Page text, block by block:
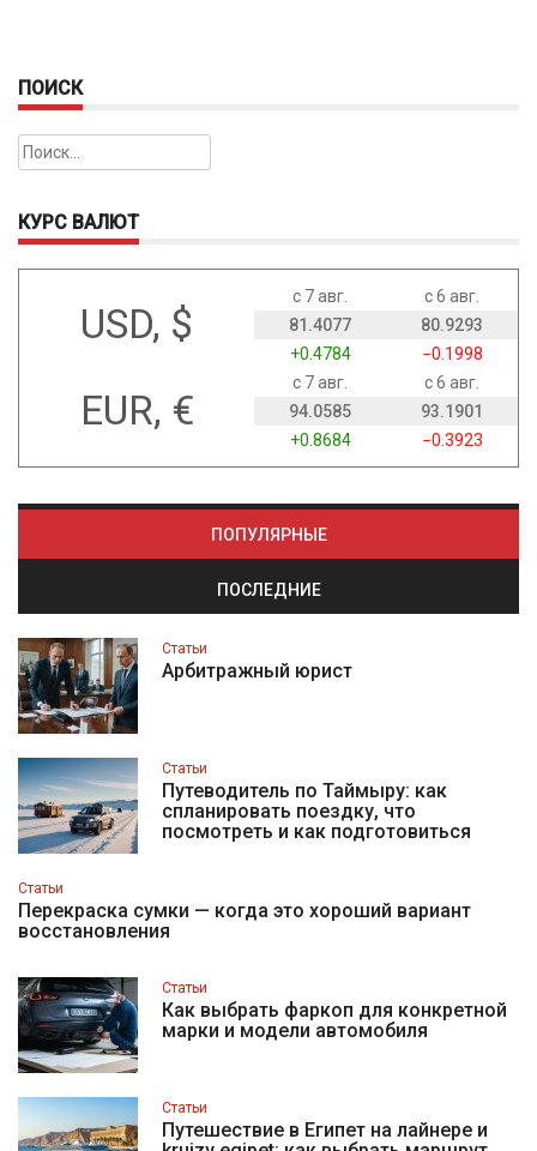
ПОИСК
Найти:
КУРС ВАЛЮТ
USD, $
с 7 авг.
с 6 авг.
81.4077
80.9293
+0.4784
−0.1998
EUR, €
с 7 авг.
с 6 авг.
94.0585
93.1901
+0.8684
−0.3923
ПОПУЛЯРНЫЕ
ПОСЛЕДНИЕ
Статьи
Арбитражный юрист
Статьи
Путеводитель по Таймыру: как
спланировать поездку, что
посмотреть и как подготовиться
Статьи
Перекраска сумки — когда это хороший вариант
восстановления
Статьи
Как выбрать фаркоп для конкретной
марки и модели автомобиля
Статьи
Путешествие в Египет на лайнере и